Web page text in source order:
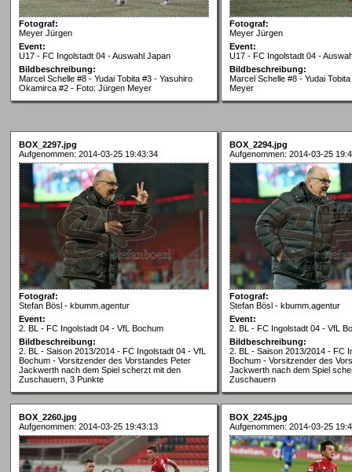
Fotograf:
Meyer Jürgen
Event:
U17 - FC Ingolstadt 04 - Auswahl Japan
Bildbeschreibung:
Marcel Schelle #8 - Yudai Tobita #3 - Yasuhiro
Okamirca #2 - Foto: Jürgen Meyer
Fotograf:
Meyer Jürgen
Event:
U17 - FC Ingolstadt 04 -
Bildbeschreibung:
Marcel Schelle #8 - Yudai
Meyer
BOX_2297.jpg
Aufgenommen: 2014-03-25 19:43:34
Fotograf:
Stefan Bösl - kbumm.agentur
Event:
2. BL - FC Ingolstadt 04 - VfL Bochum
Bildbeschreibung:
2. BL - Saison 2013/2014 - FC Ingolstadt 04 - VfL
Bochum - Vorsitzender des Vorstandes Peter
Jackwerth nach dem Spiel scherzt mit den
Zuschauern, 3 Punkte
BOX_2294.jpg
Aufgenommen: 2014-03-25
Fotograf:
Stefan Bösl - kbumm.agentur
Event:
2. BL - FC Ingolstadt 04 - VfL
Bildbeschreibung:
2. BL - Saison 2013/2014 - FC
Bochum - Vorsitzender des
Jackwerth nach dem Spiel
Zuschauern
BOX_2260.jpg
Aufgenommen: 2014-03-25 19:43:13
BOX_2245.jpg
Aufgenommen: 2014-03-25